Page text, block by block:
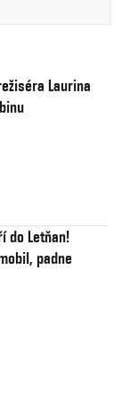
Laurina
do Letňan!
padne